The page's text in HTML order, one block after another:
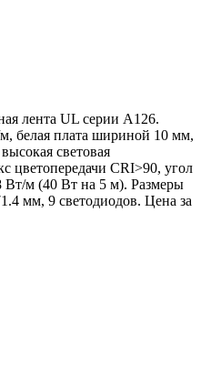
лента UL серии A126.
белая плата шириной 10 мм,
световая
цветопередачи CRI>90, угол
Вт/м (40 Вт на 5 м). Размеры
мм, 9 светодиодов. Цена за